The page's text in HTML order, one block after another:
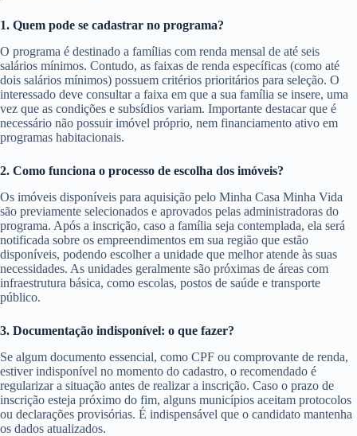
1. Quem pode se cadastrar no programa?
O programa é destinado a famílias com renda mensal de até seis
salários mínimos. Contudo, as faixas de renda específicas (como até
dois salários mínimos) possuem critérios prioritários para seleção. O
interessado deve consultar a faixa em que a sua família se insere, uma
vez que as condições e subsídios variam. Importante destacar que é
necessário não possuir imóvel próprio, nem financiamento ativo em
programas habitacionais.
2. Como funciona o processo de escolha dos imóveis?
Os imóveis disponíveis para aquisição pelo Minha Casa Minha Vida
são previamente selecionados e aprovados pelas administradoras do
programa. Após a inscrição, caso a família seja contemplada, ela será
notificada sobre os empreendimentos em sua região que estão
disponíveis, podendo escolher a unidade que melhor atende às suas
necessidades. As unidades geralmente são próximas de áreas com
infraestrutura básica, como escolas, postos de saúde e transporte
público.
3. Documentação indisponível: o que fazer?
Se algum documento essencial, como CPF ou comprovante de renda,
estiver indisponível no momento do cadastro, o recomendado é
regularizar a situação antes de realizar a inscrição. Caso o prazo de
inscrição esteja próximo do fim, alguns municípios aceitam protocolos
ou declarações provisórias. É indispensável que o candidato mantenha
os dados atualizados.